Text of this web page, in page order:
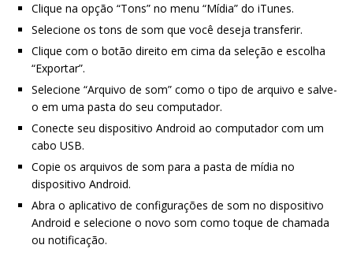
Clique na opção “Tons” no menu “Mídia” do iTunes.
Selecione os tons de som que você deseja transferir.
Clique com o botão direito em cima da seleção e escolha
“Exportar”.
Selecione “Arquivo de som” como o tipo de arquivo e salve-
o em uma pasta do seu computador.
Conecte seu dispositivo Android ao computador com um
cabo USB.
Copie os arquivos de som para a pasta de mídia no
dispositivo Android.
Abra o aplicativo de configurações de som no dispositivo
Android e selecione o novo som como toque de chamada
ou notificação.